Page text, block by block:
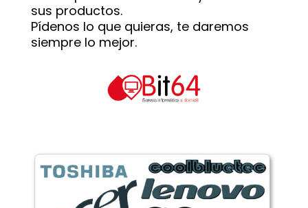
sus productos.
Pídenos lo que quieras, te daremos
siempre lo mejor.